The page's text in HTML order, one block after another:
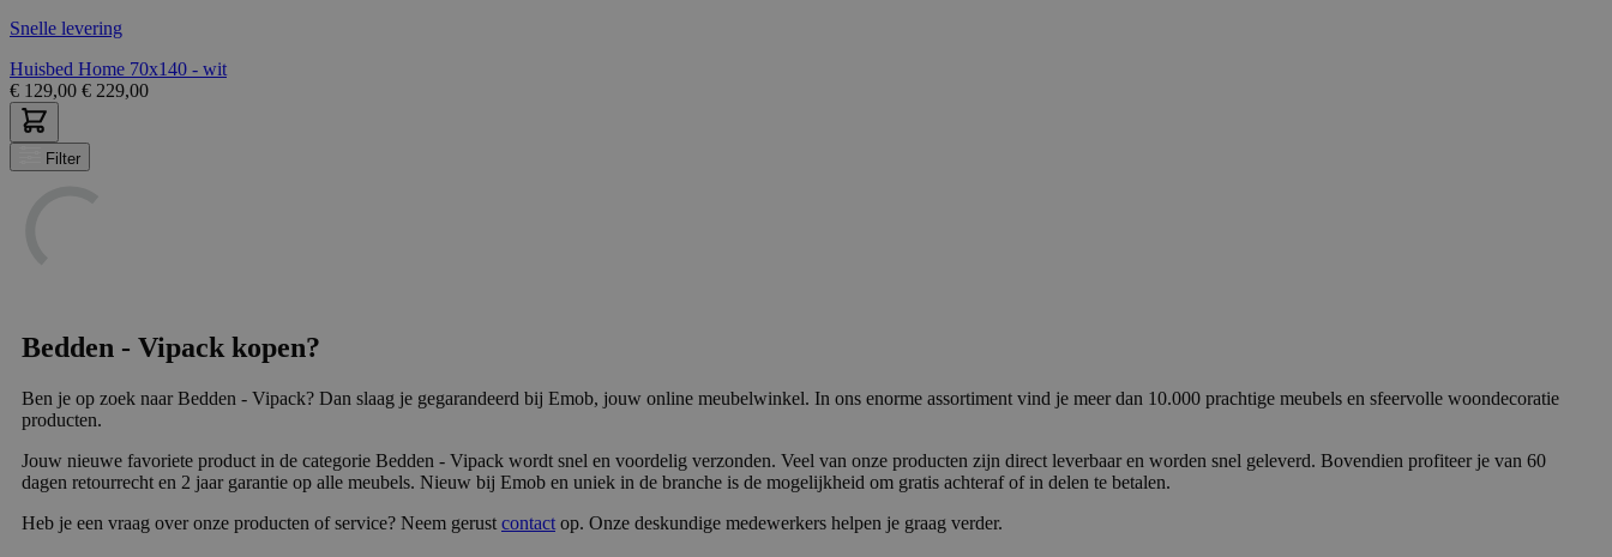
Snelle levering
Huisbed Home 70x140 - wit
€ 129,00 € 229,00
Filter
Bedden - Vipack kopen?
Ben je op zoek naar Bedden - Vipack? Dan slaag je gegarandeerd bij Emob, jouw online meubelwinkel. In ons enorme assortiment vind je meer dan 10.000 prachtige meubels en sfeervolle woondecoratie
producten.
Jouw nieuwe favoriete product in de categorie Bedden - Vipack wordt snel en voordelig verzonden. Veel van onze producten zijn direct leverbaar en worden snel geleverd. Bovendien profiteer je van 60
dagen retourrecht en 2 jaar garantie op alle meubels. Nieuw bij Emob en uniek in de branche is de mogelijkheid om gratis achteraf of in delen te betalen.
Heb je een vraag over onze producten of service? Neem gerust contact op. Onze deskundige medewerkers helpen je graag verder.